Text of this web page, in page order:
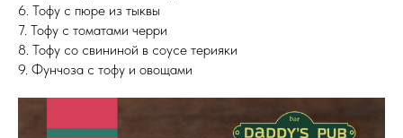
6. Тофу с пюре из тыквы
7. Тофу с томатами черри
8. Тофу со свининой в соусе терияки
9. Фунчоза с тофу и овощами